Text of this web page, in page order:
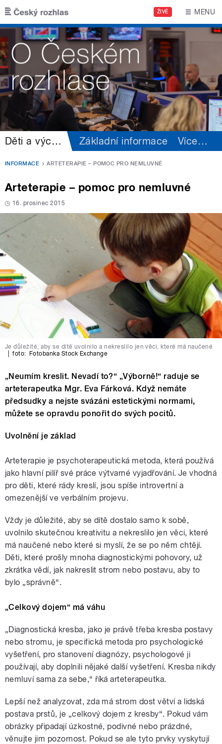
Přejít k hlavnímu obsahu
ŽIVĚ MENU
Děti a výchova Základní informace Více…
INFORMACE ARTETERAPIE – POMOC PRO NEMLUVNÉ
Arteterapie – pomoc pro nemluvné
16. prosinec 2015
Je důležité, aby se dítě uvolnilo a nekreslilo jen věci, které má naučené
foto: Fotobanka Stock Exchange
„Neumím kreslit. Nevadí to?“ „Výborně!“ raduje se
arteterapeutka Mgr. Eva Fárková. Když nemáte
předsudky a nejste svázáni estetickými normami,
můžete se opravdu ponořit do svých pocitů.
Uvolnění je základ
Arteterapie je psychoterapeutická metoda, která používá
jako hlavní pilíř své práce výtvarné vyjadřování. Je vhodná
pro děti, které rády kreslí, jsou spíše introvertní a
omezenější ve verbálním projevu.
Vždy je důležité, aby se dítě dostalo samo k sobě,
uvolnilo skutečnou kreativitu a nekreslilo jen věci, které
má naučené nebo které si myslí, že se po něm chtějí.
Děti, které prošly mnoha diagnostickými pohovory, už
zkrátka vědí, jak nakreslit strom nebo postavu, aby to
bylo „správně“.
„Celkový dojem“ má váhu
„Diagnostická kresba, jako je právě třeba kresba postavy
nebo stromu, je specifická metoda pro psychologické
vyšetření, pro stanovení diagnózy, psychologové ji
používají, aby doplnili nějaké další vyšetření. Kresba nikdy
nemluví sama za sebe,“ říká arteterapeutka.
Lepší než analyzovat, zda má strom dost větví a lidská
postava prstů, je „celkový dojem z kresby“. Pokud vám
obrázky připadají úzkostné, podivné nebo prázdné,
věnujte jim pozornost. Pokud se ale tyto prvky vyskytují